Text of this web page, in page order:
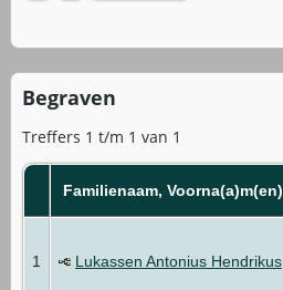
Begraven
Treffers 1 t/m 1 van 1
Familienaam, Voorna(a)m(en)
1 Lukassen Antonius Hendrikus